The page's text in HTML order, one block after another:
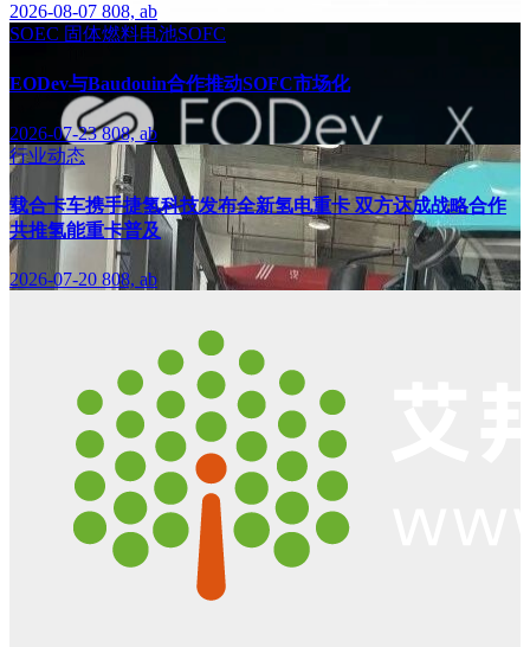
2026-08-07 808, ab
SOEC 固体燃料电池SOFC
EODev与Baudouin合作推动SOFC市场化
2026-07-23808, ab
行业动态
载合卡车携手捷氢科技发布全新氢电重卡 双方达成战略合作
共推氢能重卡普及
2026-07-20 808, ab